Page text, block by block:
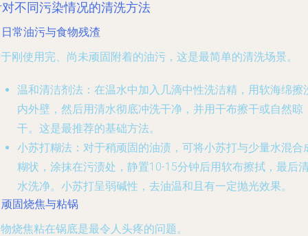
不同污染情况的清洗方法
常油污与食物残渣
刚使用完、尚未顽固附着的油污，这是最简单的清洗场景。
温和清洁剂法 ：在温水中加入几滴中性洗洁精，用软海绵擦
内外壁，然后用清水彻底冲洗干净，并用干布擦干或自然晾
干。这是最推荐的基础方法。
小苏打糊法 ：对于稍顽固的油渍，可将小苏打与少量水混合
糊状，涂抹在污渍处，静置10-15分钟后用软布擦拭，最后
水洗净。小苏打呈弱碱性，去油温和且有一定抛光效果。
固烧焦与粘锅
烧焦粘在锅底是最令人头疼的问题。